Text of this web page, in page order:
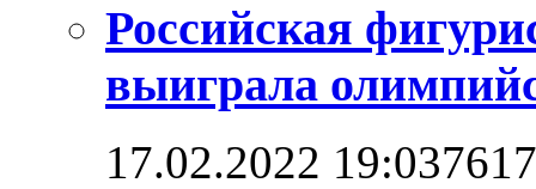
Российская
выиграла
17.02.2022 19:037617